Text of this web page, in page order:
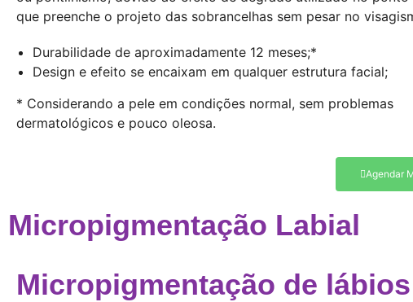
que preenche o projeto das sobrancelhas sem pesar no
Durabilidade de aproximadamente 12 meses;*
Design e efeito se encaixam em qualquer estrutura facial;
* Considerando a pele em condições normal, sem problemas
dermatológicos e pouco oleosa.
Agendar
Micropigmentação Labial
Micropigmentação de lábios